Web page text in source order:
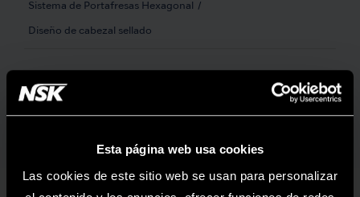
Esta página web usa cookies
Las cookies de este sitio web se usan para personalizar
Sistema de Portafresas Hexagonal
Diseño de cabezal sellado
X-SG20L 20:1